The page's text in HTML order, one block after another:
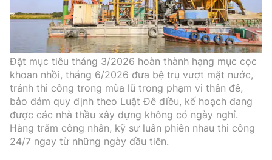
Đặt mục tiêu tháng 3/2026 hoàn thành hạng mục cọc
khoan nhồi, tháng 6/2026 đưa bệ trụ vượt mặt nước,
tránh thi công trong mùa lũ trong phạm vi thân đê,
bảo đảm quy định theo Luật Đê điều, kế hoạch đang
được các nhà thầu xây dựng không có ngày nghỉ.
Hàng trăm công nhân, kỹ sư luân phiên nhau thi công
24/7 ngay từ những ngày đầu tiên.